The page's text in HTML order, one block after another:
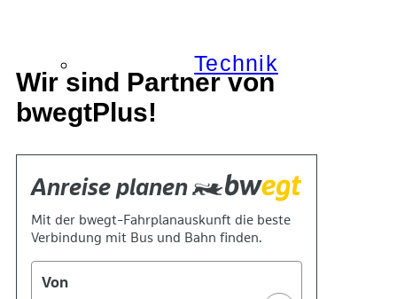
Technik
Standort
Wir sind Partner von
bwegtPlus!